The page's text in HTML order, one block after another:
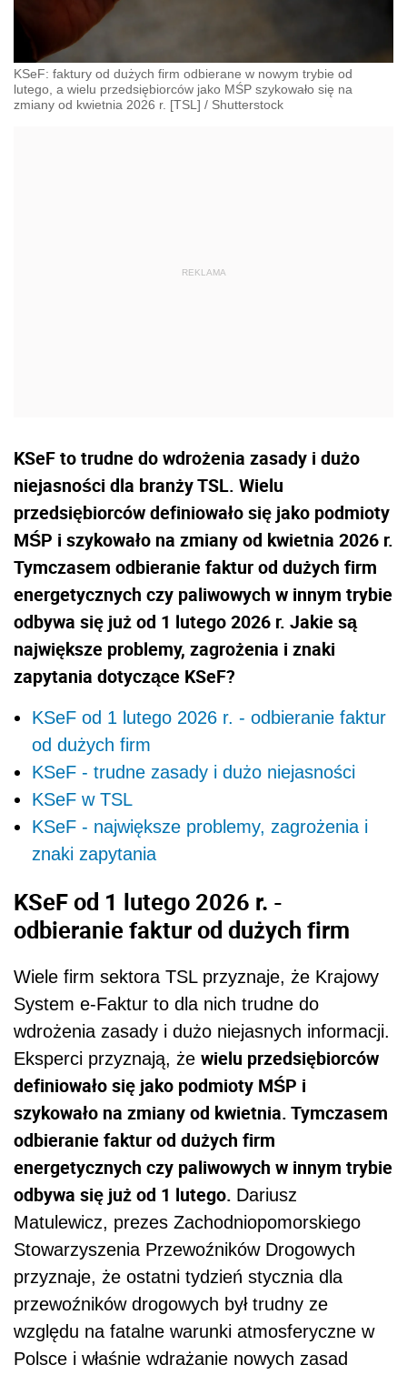
KSeF: faktury od dużych firm odbierane w nowym trybie od
lutego, a wielu przedsiębiorców jako MŚP szykowało się na
zmiany od kwietnia 2026 r. [TSL] / Shutterstock
KSeF to trudne do wdrożenia zasady i dużo
niejasności dla branży TSL. Wielu
przedsiębiorców definiowało się jako podmioty
MŚP i szykowało na zmiany od kwietnia 2026 r.
Tymczasem odbieranie faktur od dużych firm
energetycznych czy paliwowych w innym trybie
odbywa się już od 1 lutego 2026 r. Jakie są
największe problemy, zagrożenia i znaki
zapytania dotyczące KSeF?
KSeF od 1 lutego 2026 r. - odbieranie faktur
od dużych firm
KSeF - trudne zasady i dużo niejasności
KSeF w TSL
KSeF - największe problemy, zagrożenia i
znaki zapytania
KSeF od 1 lutego 2026 r. -
odbieranie faktur od dużych firm
Wiele firm sektora TSL przyznaje, że Krajowy
System e-Faktur to dla nich trudne do
wdrożenia zasady i dużo niejasnych informacji.
Eksperci przyznają, że wielu przedsiębiorców
definiowało się jako podmioty MŚP i
szykowało na zmiany od kwietnia. Tymczasem
odbieranie faktur od dużych firm
energetycznych czy paliwowych w innym trybie
odbywa się już od 1 lutego. Dariusz
Matulewicz, prezes Zachodniopomorskiego
Stowarzyszenia Przewoźników Drogowych
przyznaje, że ostatni tydzień stycznia dla
przewoźników drogowych był trudny ze
względu na fatalne warunki atmosferyczne w
Polsce i właśnie wdrażanie nowych zasad